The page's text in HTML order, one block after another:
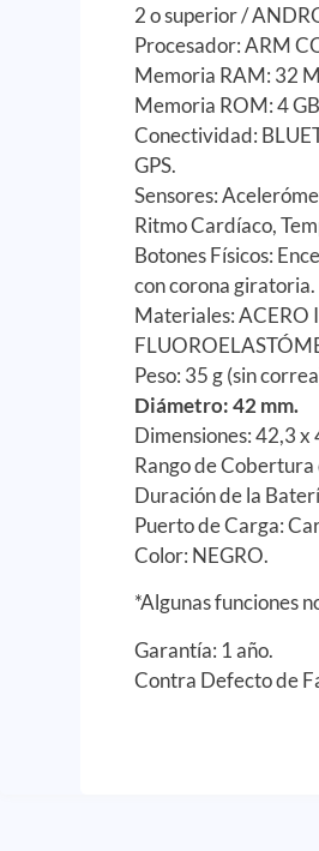
2 o superior /
Procesador: ARM
Memoria RAM: 32
Memoria ROM: 4
Conectividad:
GPS.
Sensores:
Ritmo Cardíaco,
Botones Físicos:
con corona giratoria.
Materiales: ACERO
Peso: 35 g (sin
Diámetro: 42 mm.
Dimensiones: 42,3 x
Rango de
Duración de la
Puerto de Carga:
Color: NEGRO.
*Algunas funciones
Garantía: 1 año.
Contra Defecto de